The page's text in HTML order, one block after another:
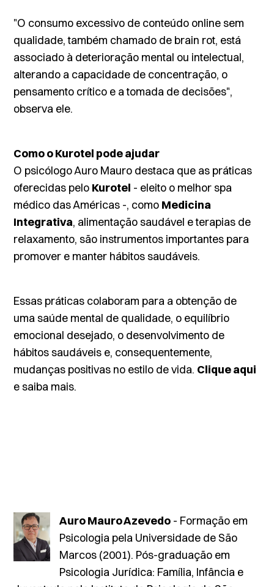
"O consumo excessivo de conteúdo online sem
qualidade, também chamado de brain rot, está
associado à deterioração mental ou intelectual,
alterando a capacidade de concentração, o
pensamento crítico e a tomada de decisões",
observa ele.
Como o Kurotel pode ajudar
O psicólogo Auro Mauro destaca que as práticas
oferecidas pelo Kurotel - eleito o melhor spa
médico das Américas -, como Medicina
Integrativa, alimentação saudável e terapias de
relaxamento, são instrumentos importantes para
promover e manter hábitos saudáveis.
Essas práticas colaboram para a obtenção de
uma saúde mental de qualidade, o equilíbrio
emocional desejado, o desenvolvimento de
hábitos saudáveis e, consequentemente,
mudanças positivas no estilo de vida. Clique aqui
e saiba mais.
Auro Mauro Azevedo - Formação em
Psicologia pela Universidade de São
Marcos (2001). Pós-graduação em
Psicologia Jurídica: Família, Infância e